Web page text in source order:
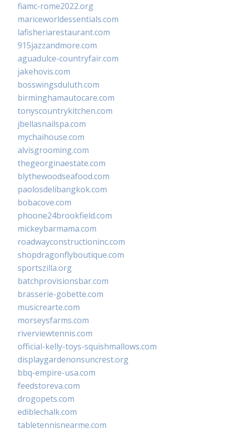
fiamc-rome2022.org
mariceworldessentials.com
lafisheriarestaurant.com
915jazzandmore.com
aguadulce-countryfair.com
jakehovis.com
bosswingsduluth.com
birminghamautocare.com
tonyscountrykitchen.com
jbellasnailspa.com
mychaihouse.com
alvisgrooming.com
thegeorginaestate.com
blythewoodseafood.com
paolosdelibangkok.com
bobacove.com
phoone24brookfield.com
mickeybarmama.com
roadwayconstructioninc.com
shopdragonflyboutique.com
sportszilla.org
batchprovisionsbar.com
brasserie-gobette.com
musicrearte.com
morseysfarms.com
riverviewtennis.com
official-kelly-toys-squishmallows.com
displaygardenonsuncrest.org
bbq-empire-usa.com
feedstoreva.com
drogopets.com
ediblechalk.com
tabletennisnearme.com